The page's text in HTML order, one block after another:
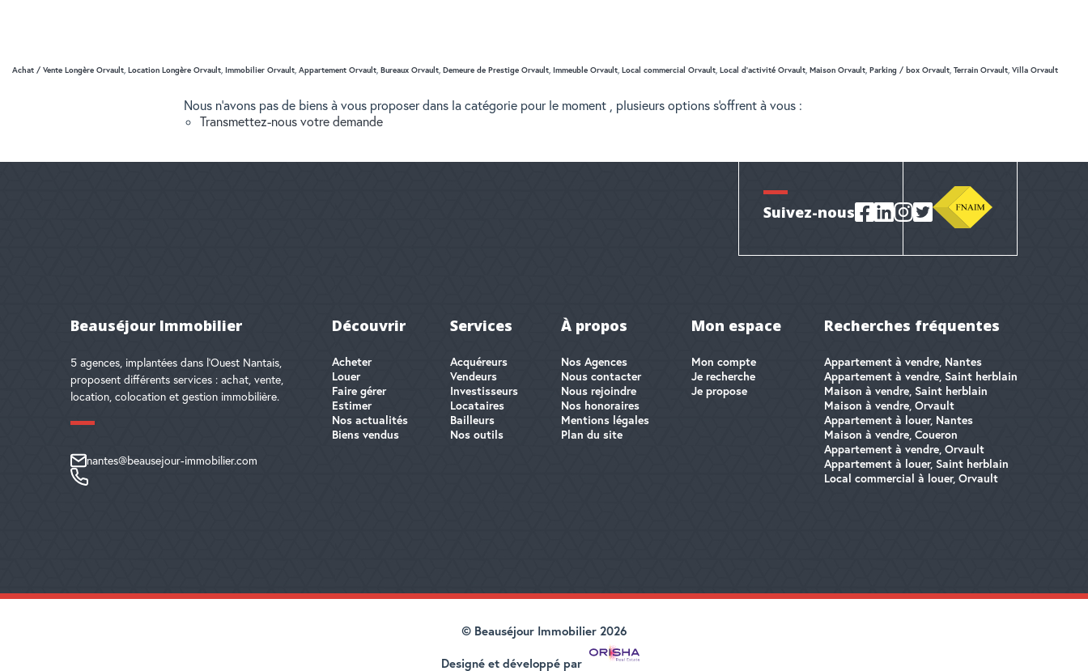
Achat / Vente Longère Orvault Location Longère Orvault Immobilier Orvault Appartement Orvault Bureaux Orvault Demeure de Prestige Orvault Immeuble Orvault Local commercial Orvault Local d'activité Orvault Maison Orvault Parking / box Orvault Terrain Orvault Villa Orvault
Nous n'avons pas de biens à vous proposer dans la catégorie pour le moment , plusieurs options s'offrent à vous :
Transmettez-nous votre demande
Beauséjour Immobilier
5 agences, implantées dans l'Ouest Nantais,
proposent différents services : achat, vente,
location, colocation et gestion immobilière.
nantes@beausejour-immobilier.com
Découvrir
Acheter
Louer
Faire gérer
Estimer
Nos actualités
Biens vendus
Services
Acquéreurs
Vendeurs
Investisseurs
Locataires
Bailleurs
Nos outils
À propos
Nos Agences
Nous contacter
Nous rejoindre
Nos honoraires
Mentions légales
Plan du site
Mon espace
Mon compte
Je recherche
Je propose
Recherches fréquentes
Appartement à vendre, Nantes
Appartement à vendre, Saint herblain
Maison à vendre, Saint herblain
Maison à vendre, Orvault
Appartement à louer, Nantes
Maison à vendre, Coueron
Appartement à vendre, Orvault
Appartement à louer, Saint herblain
Local commercial à louer, Orvault
Suivez-nous
© Beauséjour Immobilier 2026
Designé et développé par